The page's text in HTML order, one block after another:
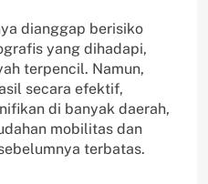
dianggap berisiko
yang dihadapi,
terpencil. Namun,
secara efektif,
di banyak daerah,
mobilitas dan
terbatas.